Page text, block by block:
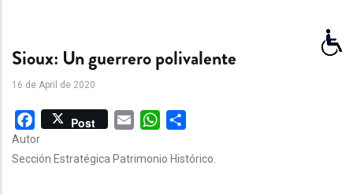
Sioux: Un guerrero polivalente
16 de April de 2020
Facebook
Post Email WhatsApp
Autor
Sección Estratégica Patrimonio Histórico.